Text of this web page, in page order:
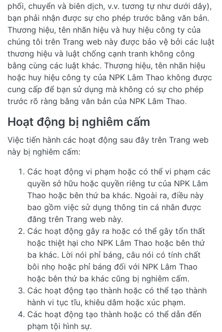
phối, chuyển và biên dịch, v.v. tương tự như dưới dây),
bạn phải nhận được sự cho phép trước bằng văn bản.
Thương hiệu, tên nhãn hiệu và huy hiệu công ty của
chúng tôi trên Trang web này được bảo vệ bởi các luật
thương hiệu và luật chống cạnh tranh không công
bằng cùng các luật khác. Thương hiệu, tên nhãn hiệu
hoặc huy hiệu công ty của NPK Lâm Thao không được
cung cấp để bạn sử dụng mà không có sự cho phép
trước rõ ràng bằng văn bản của NPK Lâm Thao.
Hoạt động bị nghiêm cấm
Việc tiến hành các hoạt động sau đây trên Trang web
này bị nghiêm cấm:
Các hoạt động vi phạm hoặc có thể vi phạm các
quyền sở hữu hoặc quyền riêng tư của NPK Lâm
Thao hoặc bên thứ ba khác. Ngoài ra, điều này
bao gồm việc sử dụng thông tin cá nhân được
đăng trên Trang web này.
Các hoạt động gây ra hoặc có thể gây tổn thất
hoặc thiệt hại cho NPK Lâm Thao hoặc bên thứ
ba khác. Lời nói phỉ báng, câu nói có tính chất
bôi nhọ hoặc phỉ báng đối với NPK Lâm Thao
hoặc bên thứ ba khác cũng bị nghiêm cấm.
Các hoạt động tạo thành hoặc có thể tạo thành
hành vi tục tĩu, khiêu dâm hoặc xúc phạm.
Các hoạt động tạo thành hoặc có thể dẫn đến
phạm tội hình sự.